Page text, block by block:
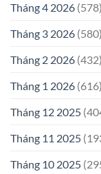
Tháng 4 2026 (578)
Tháng 3 2026 (580)
Tháng 2 2026 (432)
Tháng 1 2026 (616)
Tháng 12 2025
Tháng 11 2025
Tháng 10 2025